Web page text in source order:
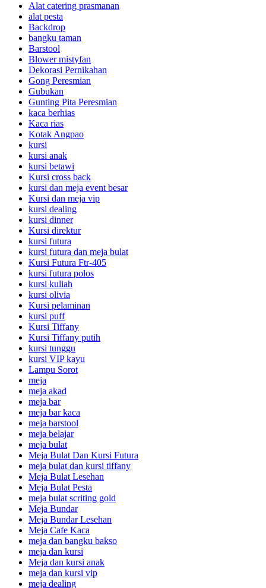
Alat catering prasmanan
alat pesta
Backdrop
bangku taman
Barstool
Blower mistyfan
Dekorasi Pernikahan
Gong Peresmian
Gubukan
Gunting Pita Peresmian
kaca berhias
Kaca rias
Kotak Angpao
kursi
kursi anak
kursi betawi
Kursi cross back
kursi dan meja event besar
Kursi dan meja vip
kursi dealing
kursi dinner
Kursi direktur
kursi futura
kursi futura dan meja bulat
Kursi Futura Ftr-405
kursi futura polos
kursi kuliah
kursi olivia
Kursi pelaminan
kursi puff
Kursi Tiffany
Kursi Tiffany putih
kursi tunggu
kursi VIP kayu
Lampu Sorot
meja
meja akad
meja bar
meja bar kaca
meja barstool
meja belajar
meja bulat
Meja Bulat Dan Kursi Futura
meja bulat dan kursi tiffany
Meja Bulat Lesehan
Meja Bulat Pesta
meja bulat scriting gold
Meja Bundar
Meja Bundar Lesehan
Meja Cafe Kaca
meja dan bangku bakso
meja dan kursi
Meja dan kursi anak
meja dan kursi vip
meja dealing